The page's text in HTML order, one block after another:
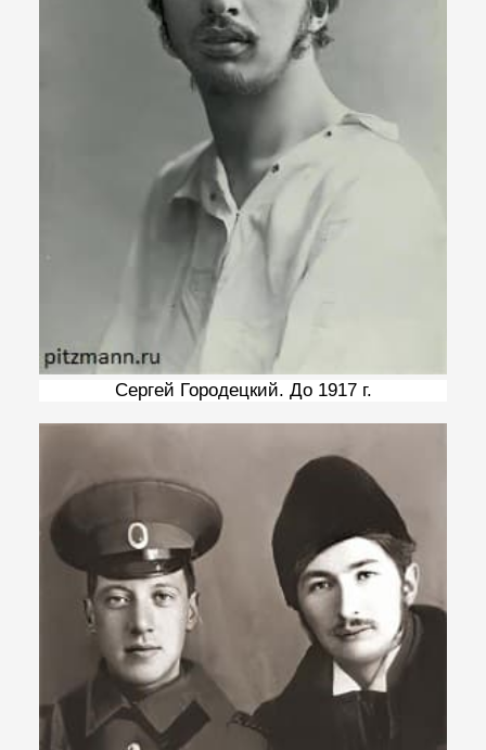
Сергей Городецкий. До 1917 г.